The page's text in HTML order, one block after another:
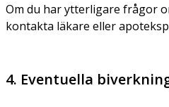
Om du har ytterligare frågor
kontakta läkare eller
4. Eventuella